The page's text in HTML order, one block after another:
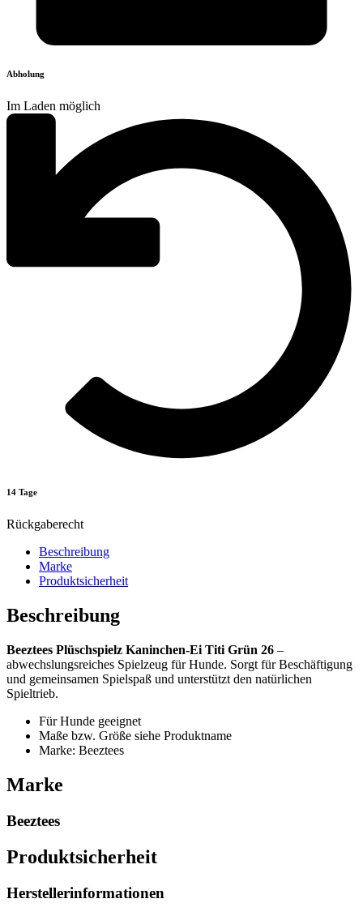
Abholung
Im Laden möglich
14 Tage
Rückgaberecht
Beschreibung
Marke
Produktsicherheit
Beschreibung
Beeztees Plüschspielz Kaninchen-Ei Titi Grün 26 –
abwechslungsreiches Spielzeug für Hunde. Sorgt für Beschäftigung
und gemeinsamen Spielspaß und unterstützt den natürlichen
Spieltrieb.
Für Hunde geeignet
Maße bzw. Größe siehe Produktname
Marke: Beeztees
Marke
Beeztees
Produktsicherheit
Herstellerinformationen